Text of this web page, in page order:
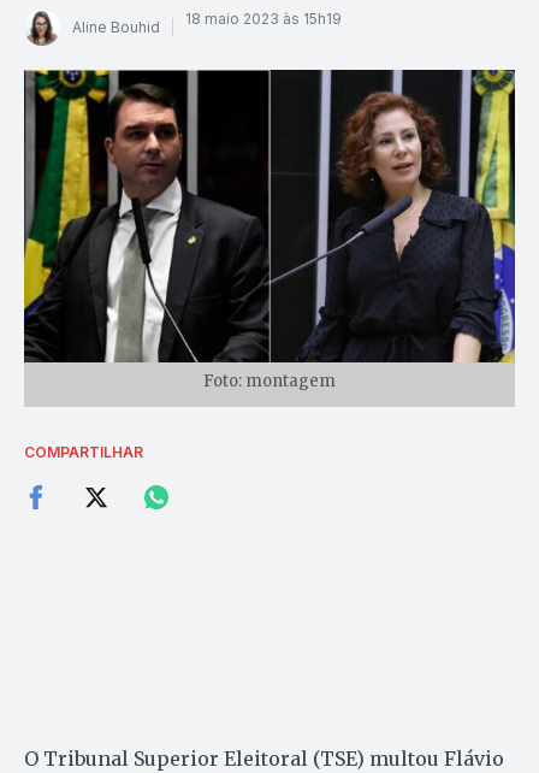
Aline Bouhid 18 maio 2023 às 15h19
Foto: montagem
COMPARTILHAR
O Tribunal Superior Eleitoral (TSE) multou Flávio